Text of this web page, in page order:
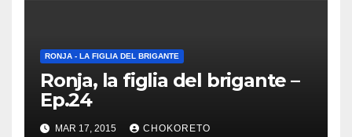
RONJA - LA FIGLIA DEL BRIGANTE
Ronja, la figlia del brigante –
Ep.24
MAR 17, 2015 CHOKORETO